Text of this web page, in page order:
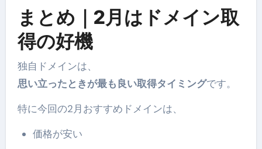
まとめ｜2月はドメイン取
得の好機
独自ドメインは、
思い立ったときが最も良い取得タイミングです。
特に今回の2月おすすめドメインは、
価格が安い